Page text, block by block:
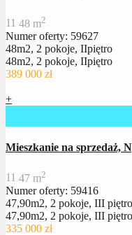
11 48 m2
Numer oferty: 59627
48m2, 2 pokoje, IIpiętro
48m2, 2 pokoje, IIpiętro
389 000 zł
+
Mieszkanie na sprzedaż,
11 47 m2
Numer oferty: 59416
47,90m2, 2 pokoje, III
47,90m2, 2 pokoje, III
335 000 zł